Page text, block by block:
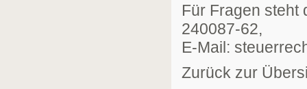
Für Fragen steht
240087-62,
E-Mail:
Zurück zur